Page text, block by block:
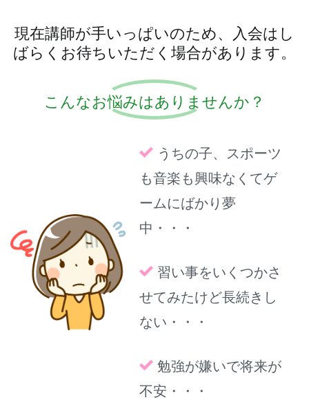
現在講師が手いっぱいのため、入会はし
ばらくお待ちいただく場合があります。
こんなお悩みはありませんか？
うちの子、スポーツ
も音楽も興味なくてゲ
ームにばかり夢
中・・・
習い事をいくつかさ
せてみたけど長続きし
ない・・・
勉強が嫌いで将来が
不安・・・